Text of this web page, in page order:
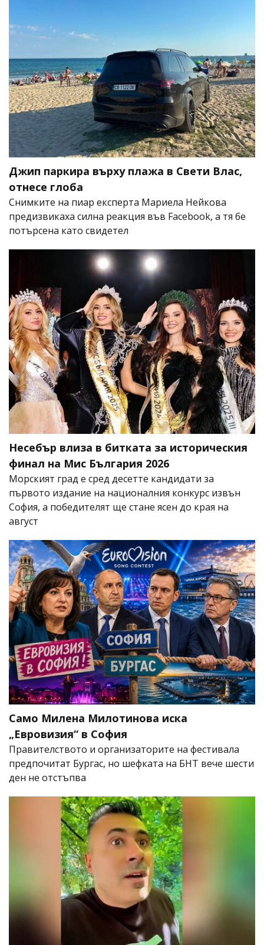
Джип паркира върху плажа в Свети Влас,
отнесе глоба
Снимките на пиар експерта Мариела Нейкова
предизвикаха силна реакция във Facebook, а тя бе
потърсена като свидетел
Несебър влиза в битката за историческия
финал на Мис България 2026
Морският град е сред десетте кандидати за
първото издание на националния конкурс извън
София, а победителят ще стане ясен до края на
август
Само Милена Милотинова иска
„Евровизия“ в София
Правителството и организаторите на фестивала
предпочитат Бургас, но шефката на БНТ вече шести
ден не отстъпва